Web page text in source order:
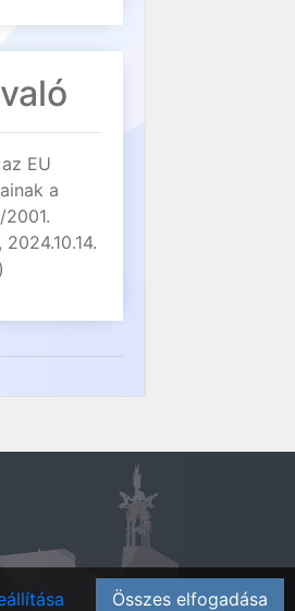
EU
a
Összes elfogadása